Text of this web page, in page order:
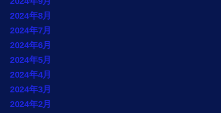
2024年8月
2024年7月
2024年6月
2024年5月
2024年4月
2024年3月
2024年2月